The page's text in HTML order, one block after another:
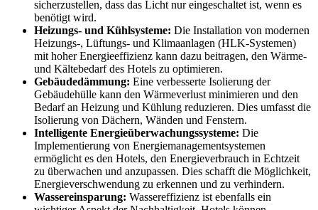
sicherzustellen, dass das Licht nur eingeschaltet ist, wenn es
benötigt wird.
Heizungs- und Kühlsysteme: Die Installation von modernen
Heizungs-, Lüftungs- und Klimaanlagen (HLK-Systemen)
mit hoher Energieeffizienz kann dazu beitragen, den Wärme-
und Kältebedarf des Hotels zu optimieren.
Gebäudedämmung: Eine verbesserte Isolierung der
Gebäudehülle kann den Wärmeverlust minimieren und den
Bedarf an Heizung und Kühlung reduzieren. Dies umfasst die
Isolierung von Dächern, Wänden und Fenstern.
Intelligente Energieüberwachungssysteme: Die
Implementierung von Energiemanagementsystemen
ermöglicht es den Hotels, den Energieverbrauch in Echtzeit
zu überwachen und anzupassen. Dies schafft die Möglichkeit,
Energieverschwendung zu erkennen und zu verhindern.
Wassereinsparung: Wassereffizienz ist ebenfalls ein